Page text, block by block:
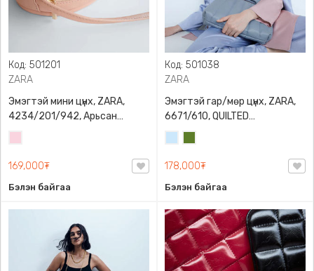
Код: 501201
ZARA
Эмэгтэй мини цүнх, ZARA,
4234/201/942, Арьсан
материалтай, LIMITED EDITION
OVAL LEATHER HANDBAG TRF
169,000₮
Бэлэн байгаа
Код: 501038
ZARA
Эмэгтэй гар/мөр цүнх, ZARA,
6671/610, QUILTED
CROSSBODY BAG WITH HANDLE
178,000₮
Бэлэн байгаа